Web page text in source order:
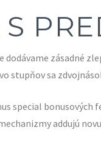
zásadné
stupňov sa
special
addujú